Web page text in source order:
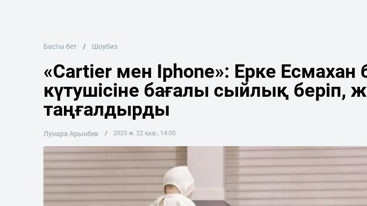
Басты бет Шоубиз
«Cartier мен Iphone»: Ерке Есмахан
күтушісіне бағалы сыйлық беріп,
таңғалдырды
Лунара Арынбек 2025 ж. 22 қыр., 14:00